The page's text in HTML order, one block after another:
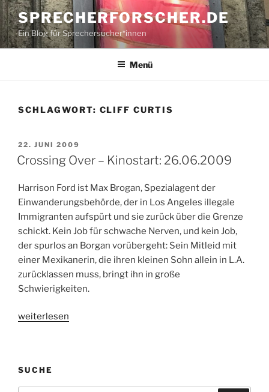
Zum
Inhalt
springen
SPRECHERFORSCHER.DE
Ein Blog für Sprechersucher*innen
Menü
SCHLAGWORT: CLIFF CURTIS
VERÖFFENTLICHT
AM
22. JUNI 2009
Crossing Over – Kinostart: 26.06.2009
Harrison Ford ist Max Brogan, Spezialagent der
Einwanderungsbehörde, der in Los Angeles illegale
Immigranten aufspürt und sie zurück über die Grenze
schickt. Kein Job für schwache Nerven, und kein Job,
der spurlos an Borgan vorübergeht: Sein Mitleid mit
einer Mexikanerin, die ihren kleinen Sohn allein in L.A.
zurücklassen muss, bringt ihn in große
Schwierigkeiten.
„Crossing
26.06.2009“
weiterlesen
SUCHE